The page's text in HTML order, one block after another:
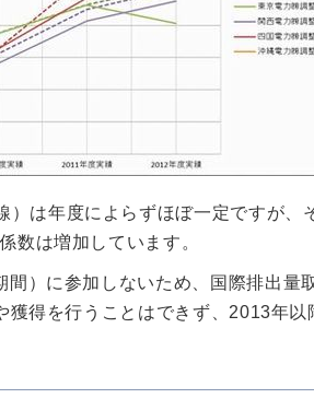
は年度によらずほぼ一定ですが、
数は増加しています。
）に参加しないため、国際排出量
得を行うことはできず、2013年以